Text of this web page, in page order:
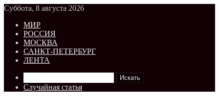
Суббота, 8 августа 2026
МИР
РОССИЯ
МОСКВА
САНКТ-ПЕТЕРБУРГ
ЛЕНТА
Искать
Случайная статья